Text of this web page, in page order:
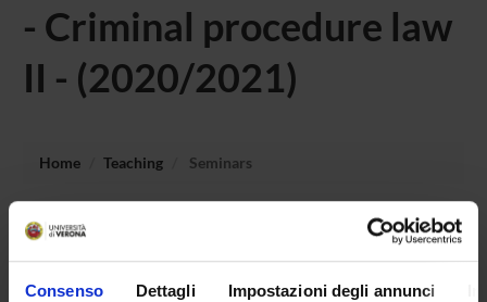
Consenso Dettagli Impostazioni degli annunci
- Criminal procedure law
II - (2020/2021)
Home Teaching Seminars
No recent seminar found relating to teaching Criminal